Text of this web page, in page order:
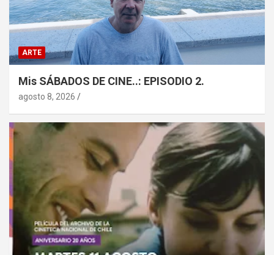
ARTE
Mis SÁBADOS DE CINE..: EPISODIO 2.
agosto 8, 2026